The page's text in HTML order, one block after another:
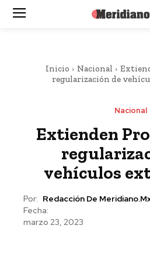
Inicio Nacional
regularización de
Nacional
Extienden
vehículos
Por: Redacción De
Fecha:
marzo 23, 2023